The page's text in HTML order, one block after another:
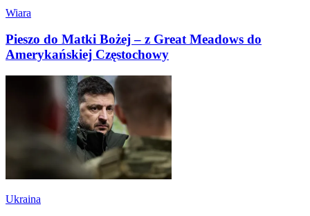
Wiara
Pieszo do Matki Bożej – z Great Meadows do
Amerykańskiej Częstochowy
Ukraina